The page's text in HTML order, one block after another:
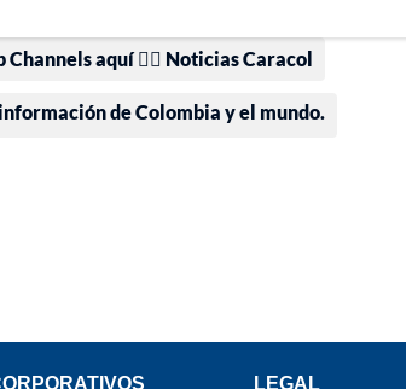
aquí 👉🏻 Noticias Caracol
de Colombia y el mundo.
LEGAL